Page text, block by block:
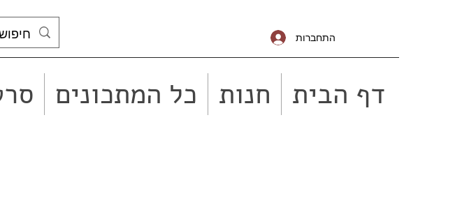
התחברות
דף הבית חנות כל המתכונים